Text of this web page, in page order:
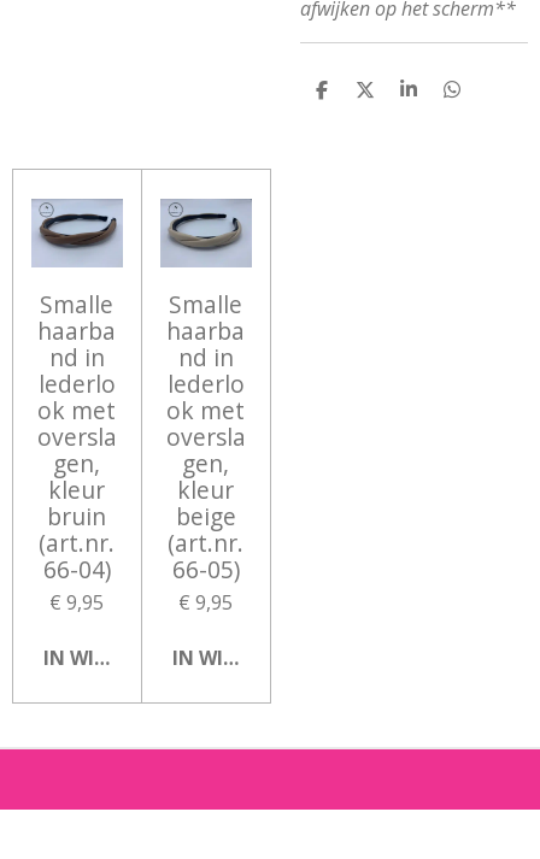
afwijken op het scherm**
D
D
S
D
Smalle
haarba
nd in
lederlo
ok met
oversla
gen,
kleur
bruin
(art.nr.
66-04)
€ 9,95
IN WINKELWAGEN
Smalle
haarba
nd in
lederlo
ok met
oversla
gen,
kleur
beige
(art.nr.
66-05)
€ 9,95
IN WINKELWAGEN